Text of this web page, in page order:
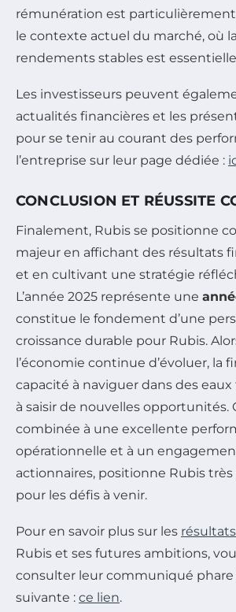
rémunération est
le contexte actuel du marché, où
rendements stables est
Les investisseurs peuvent
actualités financières et les
pour se tenir au courant des
l’entreprise sur leur page dédiée :
CONCLUSION ET RÉUSSITE
Finalement, Rubis se positionne
majeur en affichant des résultats
et en cultivant une stratégie
L’année 2025 représente une
constitue le fondement d’une
croissance durable pour Rubis.
l’économie continue d’évoluer, la
capacité à naviguer dans des
à saisir de nouvelles opportunités.
combinée à une excellente
opérationnelle et à un
actionnaires, positionne Rubis
pour les défis à venir.
Pour en savoir plus sur les
Rubis et ses futures ambitions,
consulter leur communiqué phare
suivante : ce lien.